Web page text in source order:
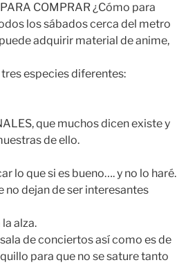
COMPRAR ¿Cómo para
los sábados cerca del metro
adquirir material de anime,
especies diferentes:
que muchos dicen existe y
de ello.
lo que si es bueno…. y no lo haré.
no dejan de ser interesantes
alza.
de conciertos así como es de
para que no se sature tanto